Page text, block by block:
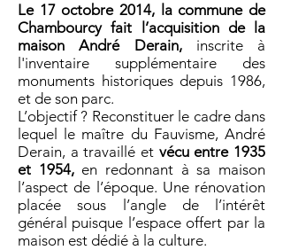
Le 17 octobre 2014, la commune de
Chambourcy fait l’acquisition de la
maison André Derain,inscrite à
l'inventaire supplémentaire des
monuments historiques depuis 1986,
et de son parc.
L’objectif ? Reconstituer le cadre dans
lequel le maître du Fauvisme, André
Derain, a travaillé et vécu entre 1935
et 1954, en redonnant à sa maison
l’aspect de l’époque. Une rénovation
placée sous l’angle de l’intérêt
général puisque l’espace offert par la
maison est dédié à la culture.